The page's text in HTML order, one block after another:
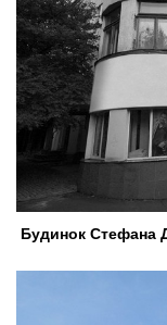
Будинок Стефана